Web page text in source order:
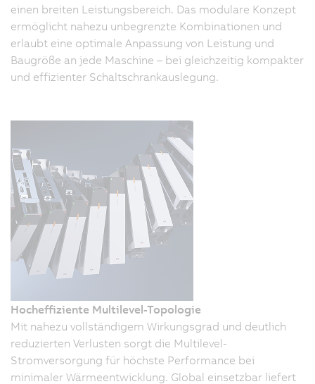
einen breiten Leistungsbereich. Das modulare Konzept
ermöglicht nahezu unbegrenzte Kombinationen und
erlaubt eine optimale Anpassung von Leistung und
Baugröße an jede Maschine – bei gleichzeitig kompakter
und effizienter Schaltschrankauslegung.
Hocheffiziente Multilevel-Topologie
Mit nahezu vollständigem Wirkungsgrad und deutlich
reduzierten Verlusten sorgt die Multilevel-
Stromversorgung für höchste Performance bei
minimaler Wärmeentwicklung. Global einsetzbar liefert